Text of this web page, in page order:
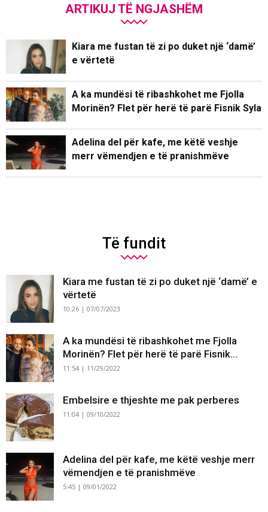
ARTIKUJ TË NGJASHËM
Kiara me fustan të zi po duket një ‘damë’
e vërtetë
A ka mundësi të ribashkohet me Fjolla
Morinën? Flet për herë të parë Fisnik Syla
Adelina del për kafe, me këtë veshje
merr vëmendjen e të pranishmëve
Të fundit
Kiara me fustan të zi po duket një ‘damë’ e
vërtetë
10:26 | 07/07/2023
A ka mundësi të ribashkohet me Fjolla
Morinën? Flet për herë të parë Fisnik...
11:54 | 11/29/2022
Embelsire e thjeshte me pak perberes
11:04 | 09/10/2022
Adelina del për kafe, me këtë veshje merr
vëmendjen e të pranishmëve
5:45 | 09/01/2022